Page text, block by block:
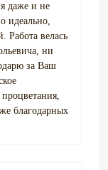
даже и не
идеально,
Работа велась
ни
за Ваш
благодарных